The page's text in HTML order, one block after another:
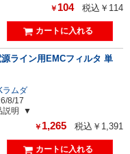
￥ 104 税込￥114
源ライン用EMCフィルタ 単
ラムダ
8/17
説明
￥ 1,265 税込￥1,391